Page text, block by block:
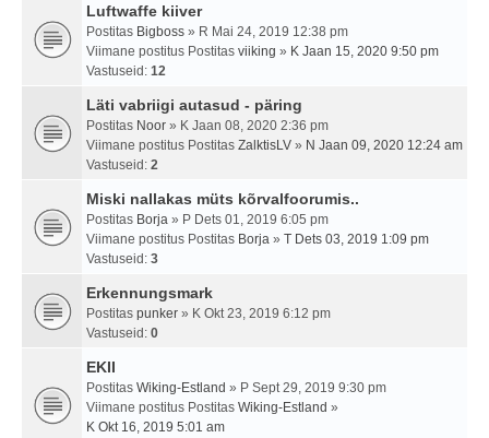
Luftwaffe kiiver
Postitas Bigboss » R Mai 24, 2019 12:38 pm
Viimane postitus Postitas viiking » K Jaan 15, 2020 9:50 pm
Vastuseid: 12
Läti vabriigi autasud - päring
Postitas Noor » K Jaan 08, 2020 2:36 pm
Viimane postitus Postitas ZalktisLV » N Jaan 09, 2020 12:24 am
Vastuseid: 2
Miski nallakas müts kõrvalfoorumis..
Postitas Borja » P Dets 01, 2019 6:05 pm
Viimane postitus Postitas Borja » T Dets 03, 2019 1:09 pm
Vastuseid: 3
Erkennungsmark
Postitas punker » K Okt 23, 2019 6:12 pm
Vastuseid: 0
EKII
Postitas Wiking-Estland » P Sept 29, 2019 9:30 pm
Viimane postitus Postitas Wiking-Estland »
K Okt 16, 2019 5:01 am